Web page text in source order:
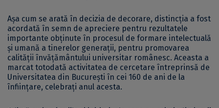
Așa cum se arată în decizia de decorare, distincția a fost
acordată în semn de apreciere pentru rezultatele
importante obținute în procesul de formare intelectuală
și umană a tinerelor generații, pentru promovarea
calității învățământului universitar românesc. Aceasta a
marcat totodată activitatea de cercetare întreprinsă de
Universitatea din București în cei 160 de ani de la
înființare, celebrați anul acesta.